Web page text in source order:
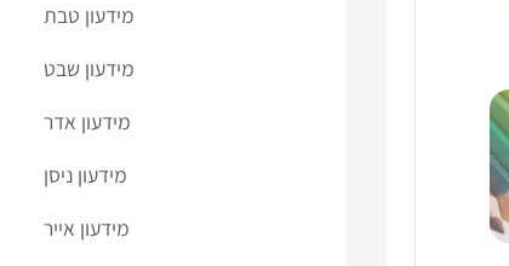
מידעון טבת
מידעון שבט
מידעון אדר
מידעון ניסן
מידעון אייר